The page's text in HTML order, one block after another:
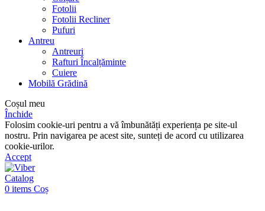
Fotolii
Fotolii Recliner
Pufuri
Antreu
Antreuri
Rafturi Încalțăminte
Cuiere
Mobilă Grădină
Coșul meu
Închide
Folosim cookie-uri pentru a vă îmbunătăți experiența pe site-ul
nostru. Prin navigarea pe acest site, sunteți de acord cu utilizarea
cookie-urilor.
Accept
Catalog
0 items Coș